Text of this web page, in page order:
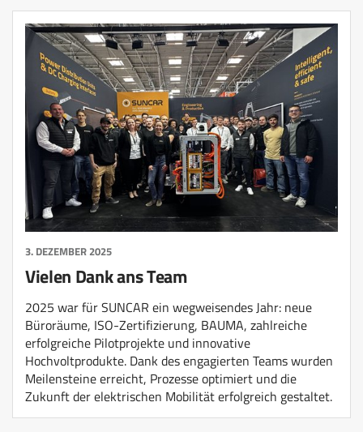
3. DEZEMBER 2025
Vielen Dank ans Team
2025 war für SUNCAR ein wegweisendes Jahr: neue
Büroräume, ISO-Zertifizierung, BAUMA, zahlreiche
erfolgreiche Pilotprojekte und innovative
Hochvoltprodukte. Dank des engagierten Teams wurden
Meilensteine erreicht, Prozesse optimiert und die
Zukunft der elektrischen Mobilität erfolgreich gestaltet.